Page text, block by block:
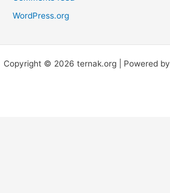
WordPress.org
Copyright © 2026 ternak.org | Powered by